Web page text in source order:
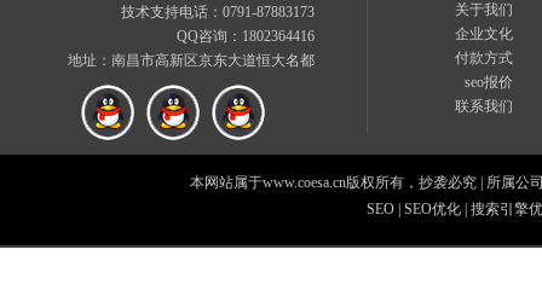
技术支持电话：0791-87883173
QQ咨询：1802364416
地址：南昌市高新区京东大道恒大名都
关于我们
企业文化
付款方式
seo报价
联系我们
本网站属于www.coesa.cn版权所有，抄袭必究
所属公
SEO| SEO优化| 搜索引擎